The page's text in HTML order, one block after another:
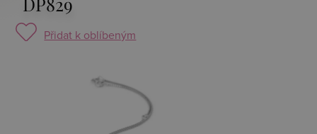
Přidat k oblíbeným